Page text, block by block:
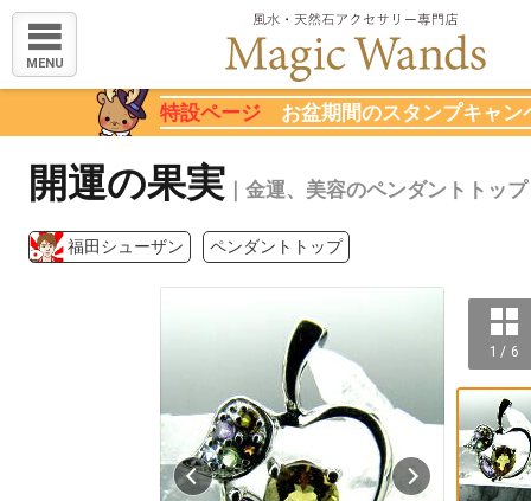
MENU
特設ページ お盆期間のスタンプキャン
開運の果実 ｜金運、美容のペンダントトップ
福田シューザン ペンダントトップ
1 / 6